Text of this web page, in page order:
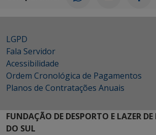
LGPD
Fala Servidor
Acessibilidade
Ordem Cronológica de Pagamentos
Planos de Contratações Anuais
FUNDAÇÃO DE DESPORTO E LAZER
DO SUL